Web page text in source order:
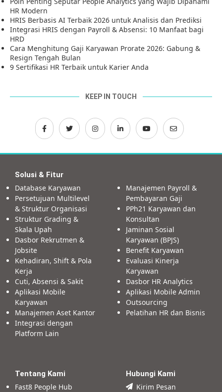
HR Modern
HRIS Berbasis AI Terbaik 2026 untuk Analisis dan Prediksi
Integrasi HRIS dengan Payroll & Absensi: 10 Manfaat bagi
HRD
Cara Menghitung Gaji Karyawan Prorate 2026: Gabung &
Resign Tengah Bulan
9 Sertifikasi HR Terbaik untuk Karier Anda
KEEP IN TOUCH
Solusi & Fitur
Database Karyawan
Persetujuan Multilevel
& Struktur Organisasi
Struktur Grading &
Skala Upah
Dasbor Rekrutmen &
Jobsite
Kehadiran, Shift & Pola
Kerja
Cuti, Absensi & Sakit
Aplikasi Mobile
Karyawan
Manajemen Aset Kantor
Integrasi dengan
Platform Lain
Manajemen Payroll &
Pembayaran Gaji
PPh21 Karyawan dan
Konsultan
Jaminan Sosial
Karyawan (BPJS)
Benefit Karyawan
Evaluasi Kinerja
Karyawan
Dasbor HR Analytics
Aplikasi Mobile Admin
Outsourcing
Pelatihan HR dan Bisnis
Tentang Kami
Fast8 People Hub
Hubungi Kami
Kirim Pesan